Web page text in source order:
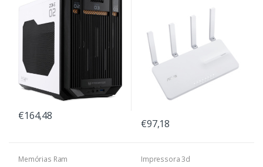
€164,48
€97,18
Memórias Ram
Impressora 3d